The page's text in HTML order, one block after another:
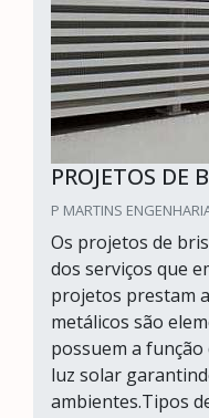
PROJETOS DE
P MARTINS
Os projetos de
dos serviços que
projetos prestam
metálicos são
possuem a
luz solar
ambientes.Tipos